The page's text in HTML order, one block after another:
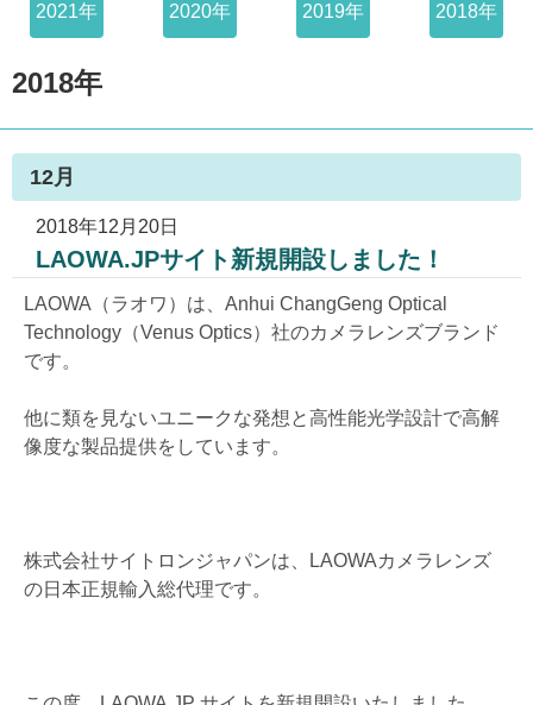
2021年 2020年 2019年 2018年
2018年
12月
2018年12月20日
LAOWA.JPサイト新規開設しました！
LAOWA（ラオワ）は、Anhui ChangGeng Optical
Technology（Venus Optics）社のカメラレンズブランド
です。
他に類を見ないユニークな発想と高性能光学設計で高解
像度な製品提供をしています。
株式会社サイトロンジャパンは、LAOWAカメラレンズ
の日本正規輸入総代理です。